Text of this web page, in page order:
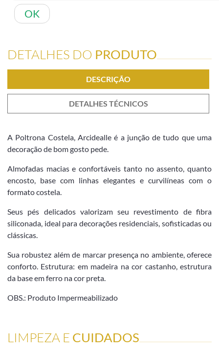
OK
DETALHES DO PRODUTO
DESCRIÇÃO
DETALHES TÉCNICOS
A Poltrona Costela, Arcidealle é a junção de tudo que uma
decoração de bom gosto pede.
Almofadas macias e confortáveis tanto no assento, quanto
encosto, base com linhas elegantes e curvilíneas com o
formato costela.
Seus pés delicados valorizam seu revestimento de fibra
siliconada, ideal para decorações residenciais, sofisticadas ou
clássicas.
Sua robustez além de marcar presença no ambiente, oferece
conforto. Estrutura: em madeira na cor castanho, estrutura
da base em ferro na cor preta.
OBS.: Produto Impermeabilizado
LIMPEZA E CUIDADOS